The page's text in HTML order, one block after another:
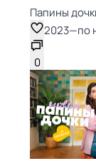
Папины
2023—по
0